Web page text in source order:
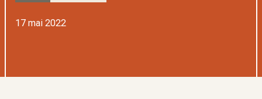
17 mai 2022